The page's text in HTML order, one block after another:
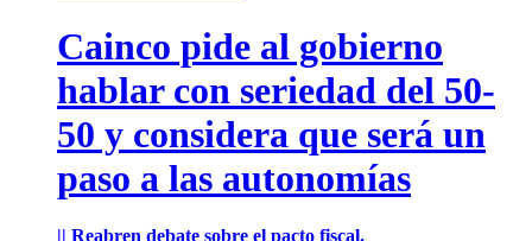
Cainco pide al gobierno
hablar con seriedad del 50-
50 y considera que será un
paso a las autonomías
|| Reabren debate sobre el pacto fiscal.